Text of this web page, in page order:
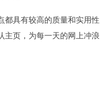
都具有较高的质量和实用
主页，为每一天的网上冲